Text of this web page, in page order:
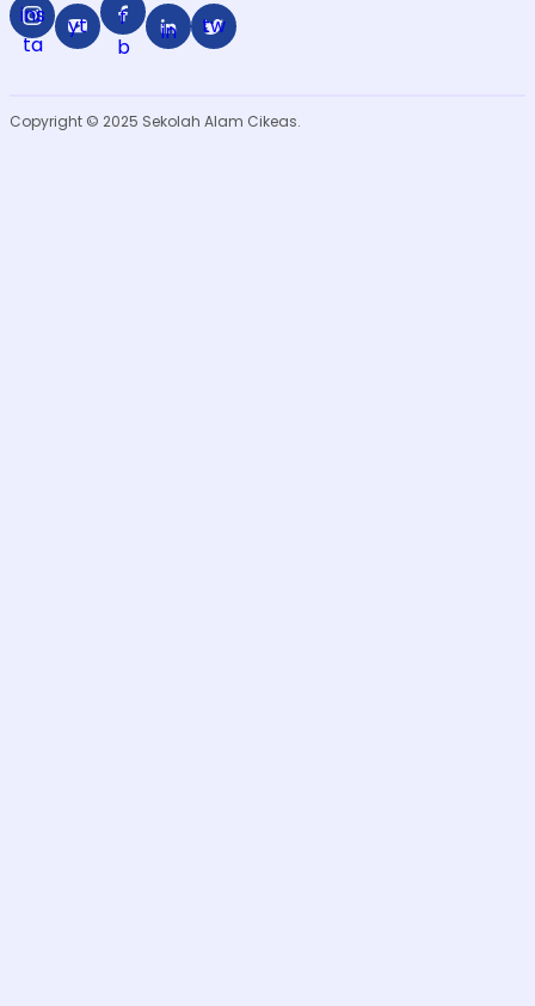
ins
ta
yt
f
b
in tw
Copyright © 2025 Sekolah Alam Cikeas.